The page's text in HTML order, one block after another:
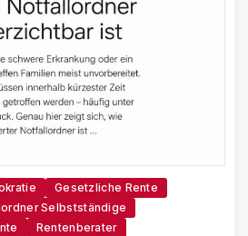
Gesetzliche Rente
Selbstständige
Rentenberater